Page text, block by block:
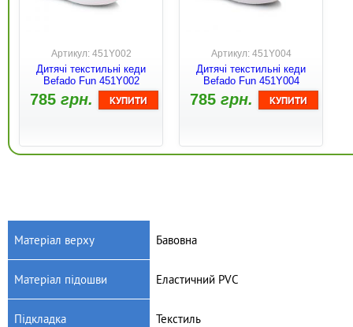
Артикул: 451Y002
Дитячі текстильні кеди
Befado Fun 451Y002
785грн.
Артикул: 451Y004
Дитячі текстильні кеди
Befado Fun 451Y004
785грн.
Befado Tim 351X002
Befado Maxi 907P121
Матеріал верху Бавовна
Матеріал підошви Еластичний PVC
Підкладка Текстиль